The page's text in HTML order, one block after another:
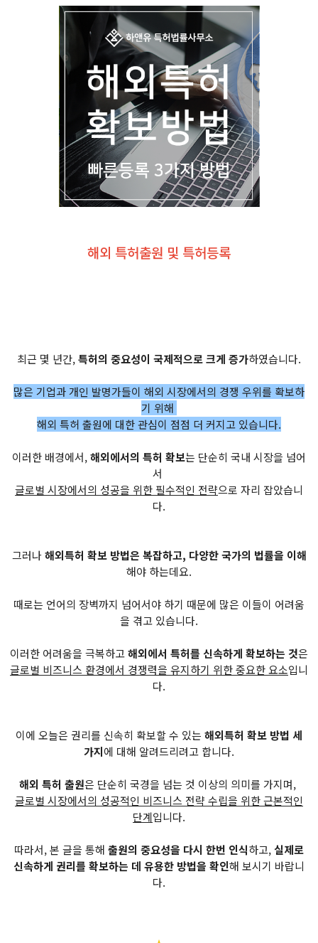
해외 특허출원 및 특허등록
최근 몇 년간,특허의 중요성이 국제적으로 크게 증가하였습니다.
많은 기업과 개인 발명가들이 해외 시장에서의 경쟁 우위를 확보하
기 위해
해외 특허 출원에 대한 관심이 점점 더 커지고 있습니다.
이러한 배경에서,해외에서의 특허 확보는 단순히 국내 시장을 넘어
서
글로벌 시장에서의 성공을 위한 필수적인 전략으로 자리 잡았습니
다.
그러나해외특허 확보 방법은 복잡하고, 다양한 국가의 법률을 이해
해야 하는데요.
때로는 언어의 장벽까지 넘어서야 하기 때문에 많은 이들이 어려움
을 겪고 있습니다.
이러한 어려움을 극복하고해외에서 특허를 신속하게 확보하는 것은
글로벌 비즈니스 환경에서 경쟁력을 유지하기 위한 중요한 요소입니
다.
이에 오늘은 권리를 신속히 확보할 수 있는 해외특허 확보 방법 세
가지에 대해 알려드리려고 합니다.
해외 특허 출원은 단순히 국경을 넘는 것 이상의 의미를 가지며,
글로벌 시장에서의 성공적인 비즈니스 전략 수립을 위한 근본적인
단계입니다.
따라서, 본 글을 통해 출원의 중요성을 다시 한번 인식하고, 실제로
신속하게 권리를 확보하는 데 유용한 방법을 확인해 보시기 바랍니
다.